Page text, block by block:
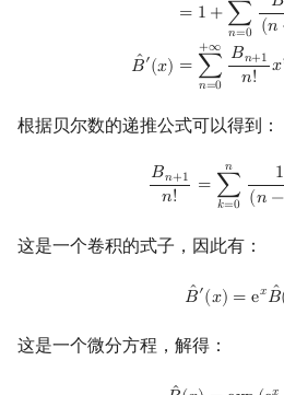
= 1 + ∑
𝑛=0
𝐵
(𝑛
ˆ
𝐵′(𝑥) =
+∞
∑
𝑛=0
𝐵𝑛+1
𝑛! 𝑥
根据贝尔数的递推公式可以得到：
𝐵𝑛+1
𝑛! =
𝑛
∑
𝑘=0
1
(𝑛 −
Bn + 1 ∑k=0 n−
这是一个卷积的式子，因此有：
ˆ
𝐵′(𝑥) = e𝑥 ˆ
𝐵
B^′(x =exB^
这是一个微分方程，解得：